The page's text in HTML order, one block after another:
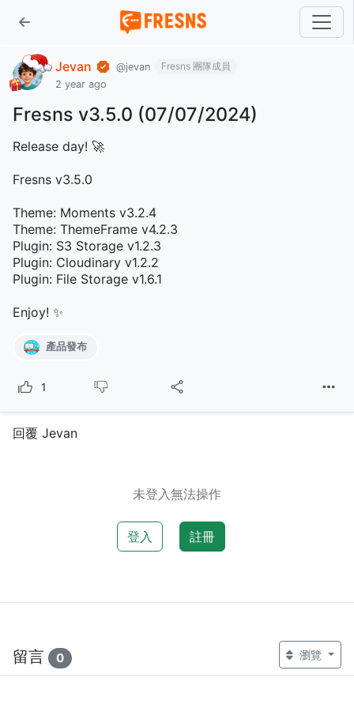
Jevan @jevan
Fresns 團隊成員
2 year ago
Fresns v3.5.0 (07/07/2024)
Release day! 🚀
Fresns v3.5.0
Theme: Moments v3.2.4
Theme: ThemeFrame v4.2.3
Plugin: S3 Storage v1.2.3
Plugin: Cloudinary v1.2.2
Plugin: File Storage v1.6.1
Enjoy! ✨
產品發布
1
回覆 Jevan
未登入無法操作
登入 註冊
留言 0 瀏覽